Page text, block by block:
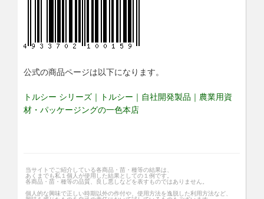
公式の商品ページは以下になります。
トルシー シリーズ｜トルシー｜自社開発製品｜農業用資
材・パッケージングの一色本店
当サイトでご紹介している各商品・苗・種等の結果は、
あくまでも私１個人が使用した結果としての１例です。
各商品・苗・種等の品質、良し悪しなどを表すものではありません。
個人的な興味で正しい時期以外の作付や、使用方法を逸脱した利用方法など、